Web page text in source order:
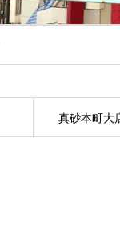
真砂本町大